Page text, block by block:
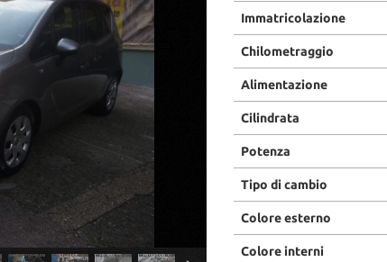
Immatricolazione
Chilometraggio
Alimentazione
Cilindrata
Potenza
Tipo di cambio
Colore esterno
Colore interni